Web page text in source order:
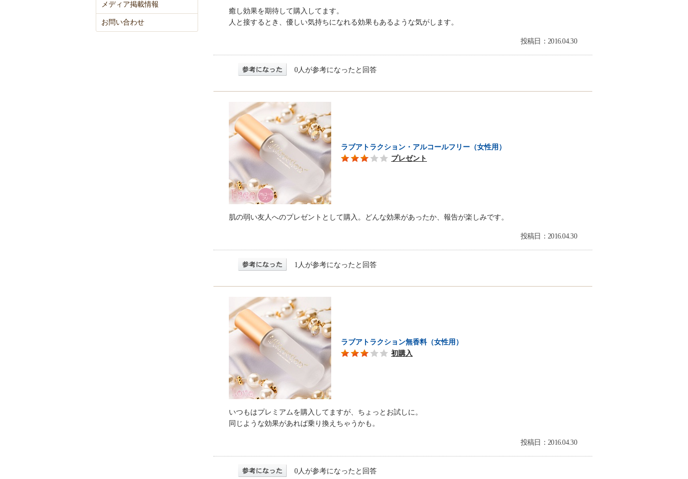
癒し効果を期待して購入してます。
人と接するとき、優しい気持ちになれる効果もあるような気がします。
投稿日：2016.04.30
0人が参考になったと回答
ラブアトラクション・アルコールフリー（女性用）
プレゼント
肌の弱い友人へのプレゼントとして購入。どんな効果があったか、報告が楽しみです。
投稿日：2016.04.30
1人が参考になったと回答
ラブアトラクション無香料（女性用）
初購入
いつもはプレミアムを購入してますが、ちょっとお試しに。
同じような効果があれば乗り換えちゃうかも。
投稿日：2016.04.30
0人が参考になったと回答
メディア掲載情報
お問い合わせ